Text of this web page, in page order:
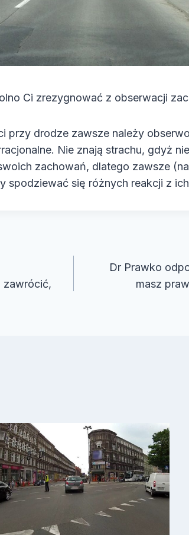
Ci zrezygnować z obserwacji
przy drodze zawsze należy
Nie znają strachu, gdyż
zachowań, dlatego zawsze
spodziewać się różnych reakcji z
zawrócić,
Dr Prawko
masz